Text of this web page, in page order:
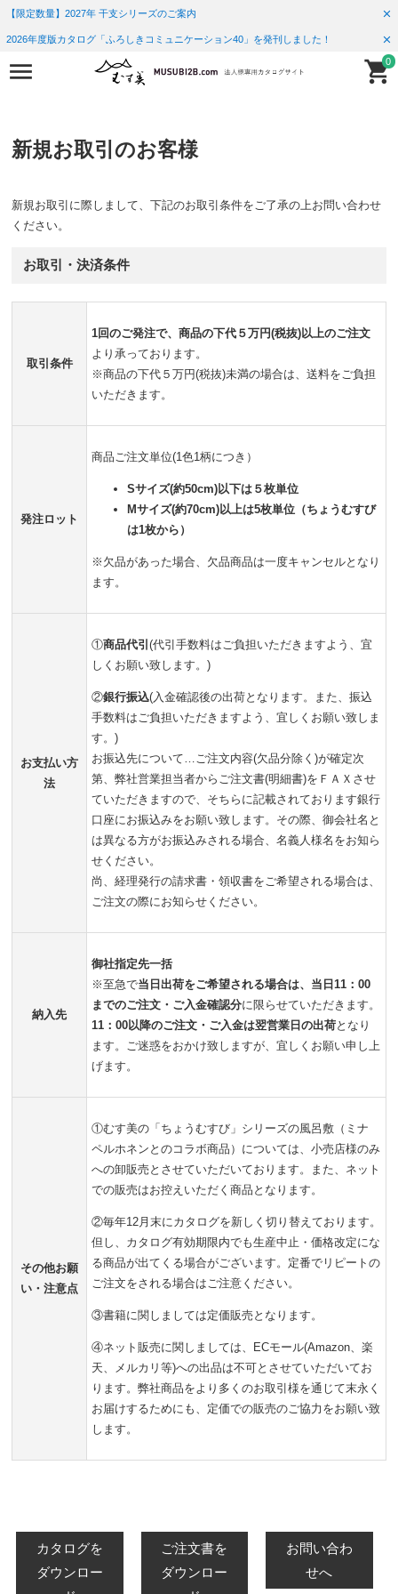
【限定数量】2027年 干支シリーズのご案内
2026年度版カタログ「ふろしきコミュニケーション40」を発刊しました！
0
新規お取引のお客様
新規お取引に際しまして、下記のお取引条件をご了承の上お問い合わせ
ください。
お取引・決済条件
取引条件
1回のご発注で、商品の下代５万円(税抜)以上のご注文
より承っております。
※商品の下代５万円(税抜)未満の場合は、送料をご負担
いただきます。
発注ロット
商品ご注文単位(1色1柄につき）
Sサイズ(約50cm)以下は５枚単位
Mサイズ(約70cm)以上は5枚単位（ちょうむすび
は1枚から）
※欠品があった場合、欠品商品は一度キャンセルとなり
ます。
お支払い方
法
①商品代引 (代引手数料はご負担いただきますよう、宜
しくお願い致します。)
②銀行振込(入金確認後の出荷となります。また、振込
手数料はご負担いただきますよう、宜しくお願い致しま
す。)
お振込先について…ご注文内容(欠品分除く)が確定次
第、弊社営業担当者からご注文書(明細書)をＦＡＸさせ
ていただきますので、そちらに記載されております銀行
口座にお振込みをお願い致します。その際、御会社名と
は異なる方がお振込みされる場合、名義人様名をお知ら
せください。
尚、経理発行の請求書・領収書をご希望される場合は、
ご注文の際にお知らせください。
納入先
御社指定先一括
※至急で当日出荷をご希望される場合は、当日11：00
までのご注文・ご入金確認分に限らせていただきます。
11：00以降のご注文・ご入金は翌営業日の出荷となり
ます。ご迷惑をおかけ致しますが、宜しくお願い申し上
げます。
その他お願
い・注意点
①むす美の「ちょうむすび」シリーズの風呂敷（ミナ
ペルホネンとのコラボ商品）については、小売店様のみ
への卸販売とさせていただいております。また、ネット
での販売はお控えいただく商品となります。
②毎年12月末にカタログを新しく切り替えております。
但し、カタログ有効期限内でも生産中止・価格改定にな
る商品が出てくる場合がございます。定番でリピートの
ご注文をされる場合はご注意ください。
③書籍に関しましては定価販売となります。
④ネット販売に関しましては、ECモール(Amazon、楽
天、メルカリ等)への出品は不可とさせていただいてお
ります。弊社商品をより多くのお取引様を通じて末永く
お届けするためにも、定価での販売のご協力をお願い致
します。
カタログを
ダウンロー
ご注文書を
ダウンロー
お問い合わ
せへ